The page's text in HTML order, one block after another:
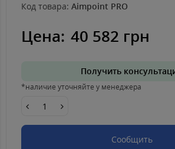
Код товара: Aimpoint PRO
Цена: 40 582 грн
Получить
*наличие уточняйте у менеджера
Сообщить